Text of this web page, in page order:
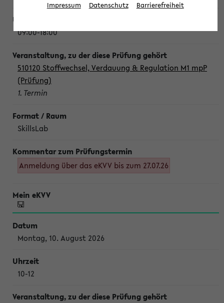
09:00-18:00
510120 Stoffwechsel, Verdauung & Regulation M1 mpP
(Prüfung)
1. Termin
SkillsLab
Anmeldung über das eKVV bis zum 27.07.26
Montag, 10. August 2026
10-12
Impressum Datenschutz Barrierefreiheit